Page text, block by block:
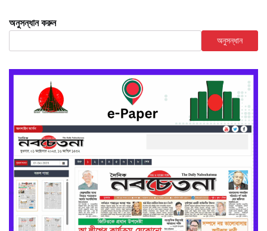
অনুসন্ধান করুন
অনুসন্ধান